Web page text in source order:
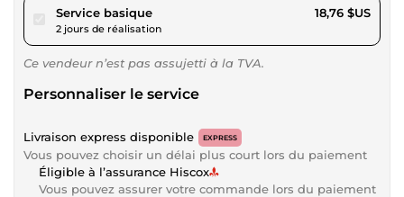
Service basiquepour 17,28 $US
2 jours de réalisation
18,76 $US
Ce vendeur n’est pas assujetti à la TVA.
Personnaliser le service
Livraison express disponible EXPRESS
Vous pouvez choisir un délai plus court lors du paiement
Éligible à l’assurance Hiscox
Vous pouvez assurer votre commande lors du paiement